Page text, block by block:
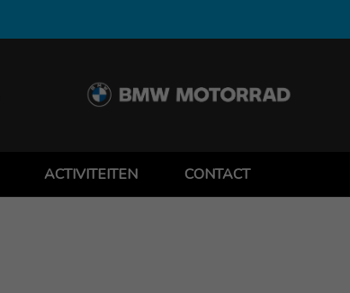
ACTIVITEITEN CONTACT